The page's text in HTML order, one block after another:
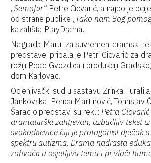
„Semafor“ Petre Cicvarić, a najbolje
od strane publike „Tako nam Bog
kazališta PlayDrama.
Nagrada Marul za suvremeni dramski
predstave, pripala je Petri Cicvarić za
režiji Peđe Gvozdića i produkciji
dom Karlovac.
Ocjenjivački sud u sastavu Zrinka
Jankovska, Perica Martinović, Tomislav
Šarac o predstavi su rekli:Petra
dramaturški zahtjevan, uzbudljiv tekst
svakodnevice čiji je protagonist dječak
spektru autizma. Drama nadrasta
zahvaća u osjetljivu temu i privlači